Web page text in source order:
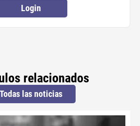
Login
relacionados
Todas las noticias